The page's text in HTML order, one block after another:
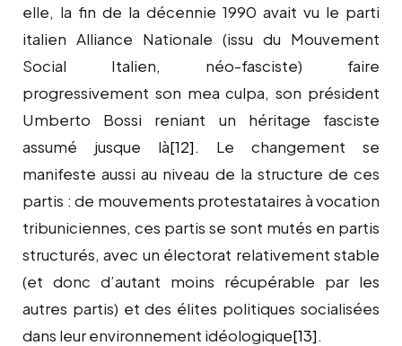
elle, la fin de la décennie 1990 avait vu le parti
italien Alliance Nationale (issu du Mouvement
Social Italien, néo-fasciste) faire
progressivement son mea culpa, son président
Umberto Bossi reniant un héritage fasciste
assumé jusque là[12]. Le changement se
manifeste aussi au niveau de la structure de ces
partis : de mouvements protestataires à vocation
tribuniciennes, ces partis se sont mutés en partis
structurés, avec un électorat relativement stable
(et donc d’autant moins récupérable par les
autres partis) et des élites politiques socialisées
dans leur environnement idéologique[13].